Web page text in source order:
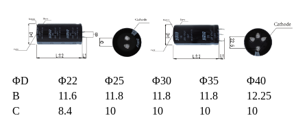
ΦD Φ22 Φ25 Φ30 Φ35
Φ40
B
11.6 11.8 11.8 11.8
12.25
C
8.4 10 10 10 10